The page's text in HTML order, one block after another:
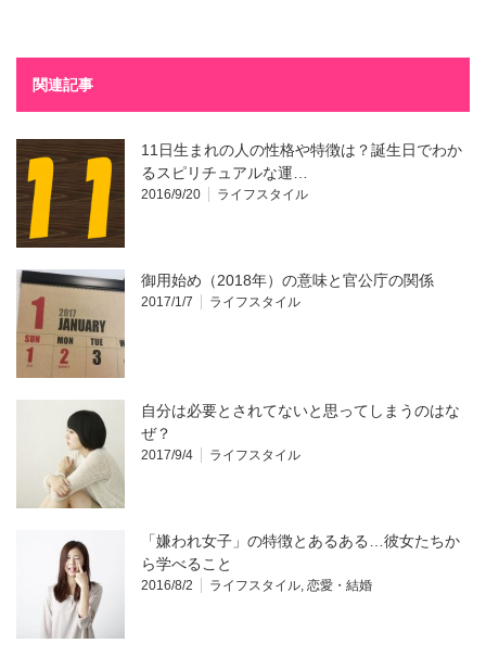
関連記事
11日生まれの人の性格や特徴は？誕生日でわか
るスピリチュアルな運…
2016/9/20 ライフスタイル
御用始め（2018年）の意味と官公庁の関係
2017/1/7 ライフスタイル
自分は必要とされてないと思ってしまうのはな
ぜ？
2017/9/4 ライフスタイル
「嫌われ女子」の特徴とあるある…彼女たちか
ら学べること
2016/8/2 ライフスタイル, 恋愛・結婚